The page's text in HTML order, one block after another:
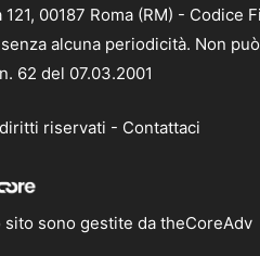
00187 Roma (RM) - Codice
alcuna periodicità. Non
62 del 07.03.2001
riservati - Contattaci
sono gestite da theCoreAdv